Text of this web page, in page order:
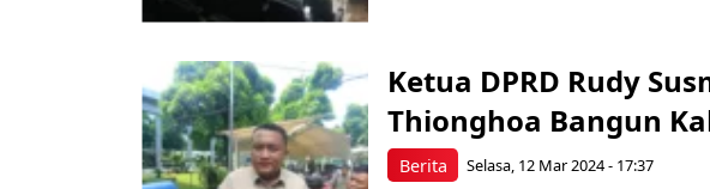
Berita
Ketua DPRD Rudy
Thionghoa Bangun
Selasa, 12 Mar 2024 - 17:37